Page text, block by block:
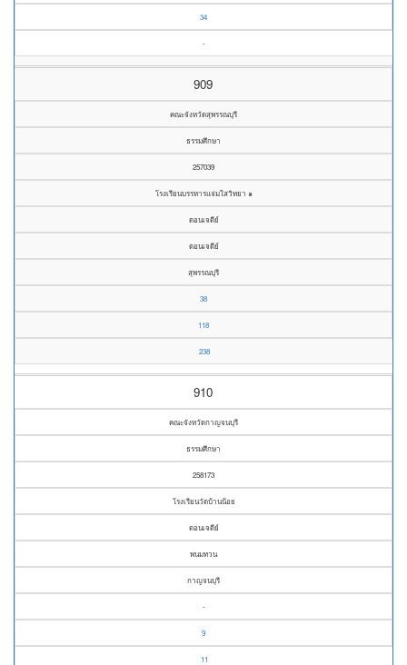
34
-
909
คณะจังหวัดสุพรรณบุรี
ธรรมศึกษา
257039
โรงเรียนบรรหารแจ่มใสวิทยา ๑
ดอนเจดีย์
ดอนเจดีย์
สุพรรณบุรี
38
118
238
910
คณะจังหวัดกาญจนบุรี
ธรรมศึกษา
258173
โรงเรียนวัดบ้านน้อย
ดอนเจดีย์
พนมทวน
กาญจนบุรี
-
9
11